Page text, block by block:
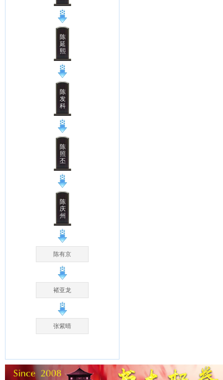
陈
延
熙
陈
发
科
陈
照
丕
陈
庆
州
陈有京
褚亚龙
张紫晴